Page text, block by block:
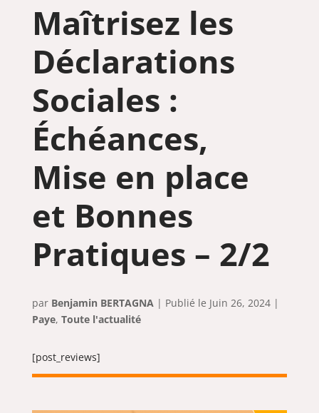
Maîtrisez les
Déclarations
Sociales :
Échéances,
Mise en place
et Bonnes
Pratiques – 2/2
par Benjamin BERTAGNA| Juin 26, 2024|
Paye, Toute l'actualité
[post_reviews]